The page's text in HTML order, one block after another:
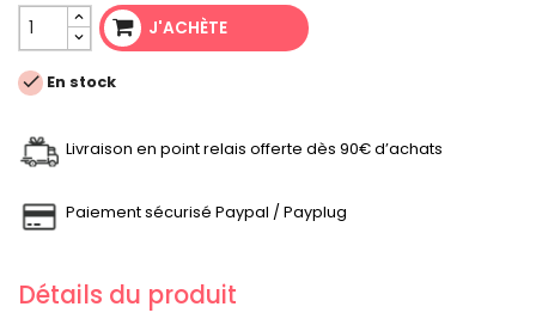
J'ACHÈTE
 En stock
Livraison en point relais offerte dès 90€ d’achats
Paiement sécurisé Paypal / Payplug
Détails du produit